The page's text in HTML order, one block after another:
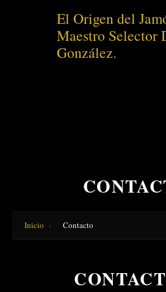
El Origen del
Maestro Selector
González.
Inicio › Contacto